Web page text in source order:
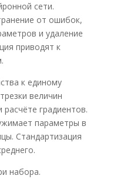
сети.
от ошибок,
и удаление
приводят к
к единому
величин
градиентов.
параметры в
Стандартизация
набора.